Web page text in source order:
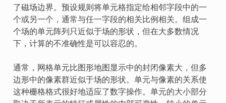
了磁场边界。预设规则将单元格指定给相邻字段中的一
个或另一个，通常与任一字段的相关比例相关。组成一
个场的单元阵列只近似于场的形状，但在大多数情况
下，计算的不准确性是可以容忍的。
通常，网格单元比图形地图显示中的封闭像素大，但多
边形中的像素群近似于场的形状。单元与像素的关系使
这种栅格格式很好地适应了数字操作。单元的大小部分